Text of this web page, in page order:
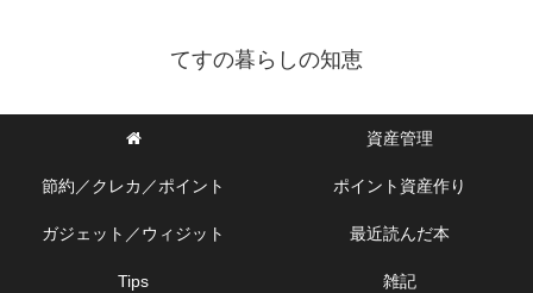
てすの暮らしの知恵
資産管理
節約／クレカ／ポイント ポイント資産作り
ガジェット／ウィジット 最近読んだ本
Tips 雑記